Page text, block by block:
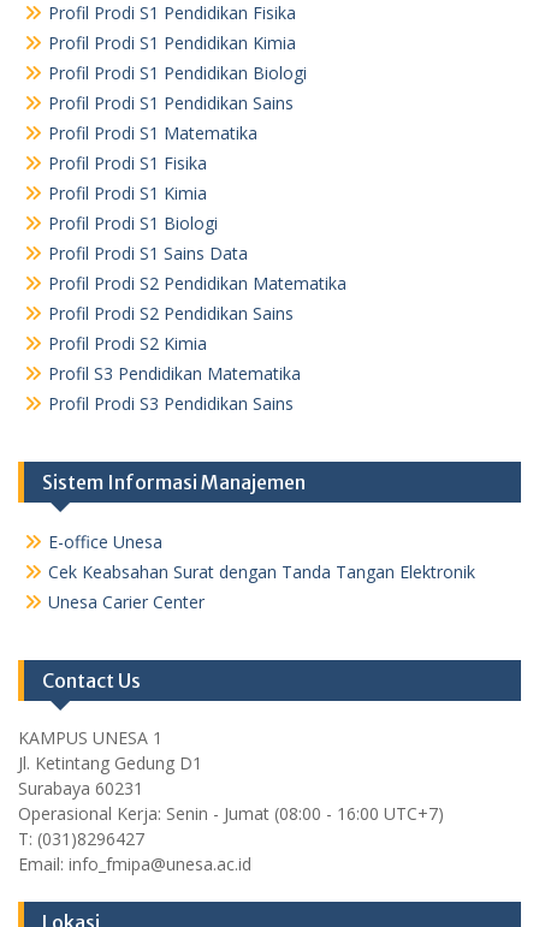
Profil Prodi S1 Pendidikan Fisika
Profil Prodi S1 Pendidikan Kimia
Profil Prodi S1 Pendidikan Biologi
Profil Prodi S1 Pendidikan Sains
Profil Prodi S1 Matematika
Profil Prodi S1 Fisika
Profil Prodi S1 Kimia
Profil Prodi S1 Biologi
Profil Prodi S1 Sains Data
Profil Prodi S2 Pendidikan Matematika
Profil Prodi S2 Pendidikan Sains
Profil Prodi S2 Kimia
Profil S3 Pendidikan Matematika
Profil Prodi S3 Pendidikan Sains
Sistem Informasi Manajemen
E-office Unesa
Cek Keabsahan Surat dengan Tanda Tangan Elektronik
Unesa Carier Center
Contact Us
KAMPUS UNESA 1
Jl. Ketintang Gedung D1
Surabaya 60231
Operasional Kerja: Senin - Jumat (08:00 - 16:00 UTC+7)
T: (031)8296427
Email: info_fmipa@unesa.ac.id